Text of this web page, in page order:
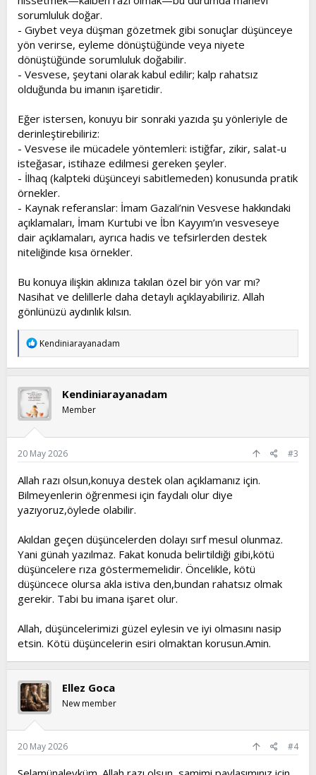
sorumluluk doğar.
- Gıybet veya düşman gözetmek gibi sonuçlar düşünceye
yön verirse, eyleme dönüştüğünde veya niyete
dönüştüğünde sorumluluk doğabilir.
- Vesvese, şeytani olarak kabul edilir; kalp rahatsız
olduğunda bu imanın işaretidir.
Eğer istersen, konuyu bir sonraki yazıda şu yönleriyle de
derinleştirebiliriz:
- Vesvese ile mücadele yöntemleri: istiğfar, zikir, salat-u
isteğasar, istihaze edilmesi gereken şeyler.
- İlhaq (kalpteki düşünceyi sabitlemeden) konusunda pratik
örnekler.
- Kaynak referanslar: İmam Gazali’nin Vesvese hakkındaki
açıklamaları, İmam Kurtubi ve İbn Kayyım’ın vesveseye
dair açıklamaları, ayrıca hadis ve tefsirlerden destek
niteliğinde kısa örnekler.
Bu konuya ilişkin aklınıza takılan özel bir yön var mı?
Nasihat ve delillerle daha detaylı açıklayabiliriz. Allah
gönlünüzü aydınlık kılsın.
T
i
l
e
r
Kendiniarayanadam
Kendiniarayanadam
Member
20 May 2026 #3
Allah razı olsun,konuya destek olan açıklamanız için.
Bilmeyenlerin öğrenmesi için faydalı olur diye
yazıyoruz,öylede olabilir.
Akıldan geçen düşüncelerden dolayı sırf mesul olunmaz.
Yani günah yazılmaz. Fakat konuda belirtildiği gibi,kötü
düşüncelere rıza göstermemelidir. Öncelikle, kötü
düşüncece olursa akla istiva den,bundan rahatsız olmak
gerekir. Tabi bu imana işaret olur.
Allah, düşüncelerimizi güzel eylesin ve iyi olmasını nasip
etsin. Kötü düşüncelerin esiri olmaktan korusun.Amin.
Ellez Goca
New member
20 May 2026 #4